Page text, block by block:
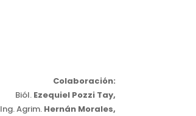
Colaboración:
Biól. Ezequiel Pozzi Tay,
Ing. Agrim. Hernán Morales,